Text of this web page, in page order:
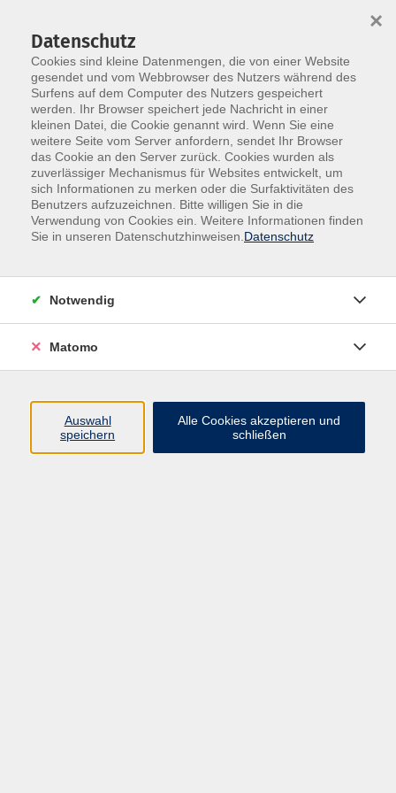
Skip to main content
Gymnastik & Bewegung
140 Kurse
zurück zu Gesundheit
Kurse nach Themen
Datenschutz
Cookies sind kleine Datenmengen, die von einer Website
gesendet und vom Webbrowser des Nutzers während des
Surfens auf dem Computer des Nutzers gespeichert
werden. Ihr Browser speichert jede Nachricht in einer
kleinen Datei, die Cookie genannt wird. Wenn Sie eine
weitere Seite vom Server anfordern, sendet Ihr Browser
das Cookie an den Server zurück. Cookies wurden als
zuverlässiger Mechanismus für Websites entwickelt, um
sich Informationen zu merken oder die Surfaktivitäten des
Benutzers aufzuzeichnen. Bitte willigen Sie in die
Verwendung von Cookies ein. Weitere Informationen finden
Sie in unseren Datenschutzhinweisen. Datenschutz
×
Notwendig
Matomo
Auswahl
speichern
Alle Cookies akzeptieren und
schließen